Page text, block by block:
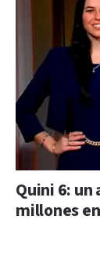
Quini 6: un
millones